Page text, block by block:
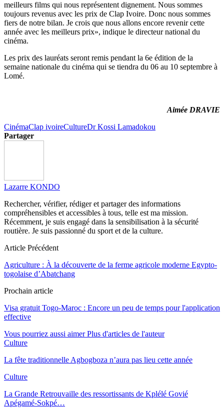
meilleurs films qui nous représentent dignement. Nous sommes
toujours revenus avec les prix de Clap Ivoire. Donc nous sommes
fiers de notre bilan. Je crois que nous allons encore revenir cette
année avec les meilleurs prix», indique le directeur national du
cinéma.
Les prix des lauréats seront remis pendant la 6e édition de la
semaine nationale du cinéma qui se tiendra du 06 au 10 septembre à
Lomé.
Aimée DRAVIE
CinémaClap ivoireCultureDr Kossi Lamadokou
Partager
Lazarre KONDO
Rechercher, vérifier, rédiger et partager des informations
compréhensibles et accessibles à tous, telle est ma mission.
Récemment, je suis engagé dans la sensibilisation à la sécurité
routière. Je suis passionné du sport et de la culture.
Article Précédent
Agriculture : À la découverte de la ferme agricole moderne Egypto-
togolaise d’Abatchang
Prochain article
Visa gratuit Togo-Maroc : Encore un peu de temps pour l'application
effective
Vous pourriez aussi aimer Plus d'articles de l'auteur
Culture
La fête traditionnelle Agbogboza n’aura pas lieu cette année
Culture
La Grande Retrouvaille des ressortissants de Kplélé Govié
Apégamé-Sokpé…